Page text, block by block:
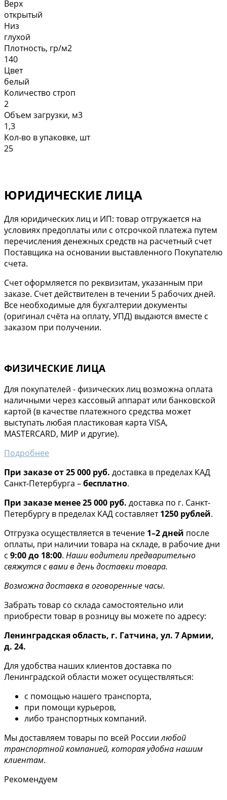
Верх
открытый
Низ
глухой
Плотность, гр/м2
140
Цвет
белый
Количество строп
2
Объем загрузки, м3
1,3
Кол-во в упаковке, шт
25
ЮРИДИЧЕСКИЕ ЛИЦА
Для юридических лиц и ИП: товар отгружается на
условиях предоплаты или с отсрочкой платежа путем
перечисления денежных средств на расчетный счет
Поставщика на основании выставленного Покупателю
счета.
Cчет оформляется по реквизитам, указанным при
заказе. Счет действителен в течении 5 рабочих дней.
Все необходимые для бухгалтерии документы
(оригинал счёта на оплату, УПД) выдаются вместе с
заказом при получении.
ФИЗИЧЕСКИЕ ЛИЦА
Для покупателей - физических лиц возможна оплата
наличными через кассовый аппарат или банковской
картой (в качестве платежного средства может
выступать любая пластиковая карта VISA,
MASTERCARD, МИР и другие).
Подробнее
При заказе от 25 000 руб. доставка в пределах КАД
Санкт-Петербурга –бесплатно.
При заказе менее 25 000 руб. доставка по г. Санкт-
Петербургу в пределах КАД составляет1250 рублей.
Отгрузка осуществляется в течение 1–2 дней после
оплаты, при наличии товара на складе, в рабочие дни
с 9:00 до 18:00. Наши водители предварительно
свяжутся с вами в день доставки товара.
Возможна доставка в оговоренные часы.
Забрать товар со склада самостоятельно или
приобрести товар в розницу вы можете по адресу:
Ленинградская область, г. Гатчина, ул. 7 Армии,
д. 24.
Для удобства наших клиентов доставка по
Ленинградской области может осуществляться:
с помощью нашего транспорта,
при помощи курьеров,
либо транспортных компаний.
Мы доставляем товары по всей Россиилюбой
транспортной компанией, которая удобна нашим
клиентам.
Рекомендуем